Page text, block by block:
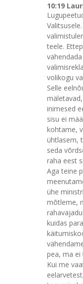
10:19
teele.
volikogu
Selle
inimesed
sisu ei
kohtame,
ühtlasem,
seda
raha eest
Aga teine
ühe
mõtleme,
kuidas
pea, ma ei
Kui me